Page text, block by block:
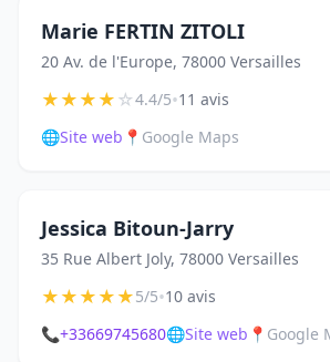
Marie FERTIN ZITOLI
20 Av. de l'Europe, 78000 Versailles
★★★★☆4.4/5•11 avis
🌐Site web 📍 Google Maps
Jessica Bitoun-Jarry
35 Rue Albert Joly, 78000 Versailles
★★★★★5/5•10 avis
📞+33669745680🌐Site web 📍 Google